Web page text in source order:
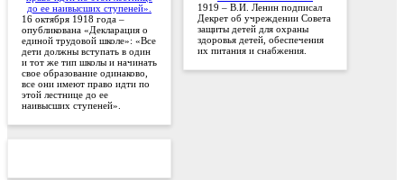
16 октября 1918 года –
опубликована «Декларация о
единой трудовой школе»: «Все
дети должны вступать в один
и тот же тип школы и начинать
свое образование одинаково,
все они имеют право идти по
этой лестнице до ее
наивысших ступеней».
1919 – В.И. Ленин подписал
Декрет об учреждении Совета
защиты детей для охраны
здоровья детей, обеспечения
их питания и снабжения.